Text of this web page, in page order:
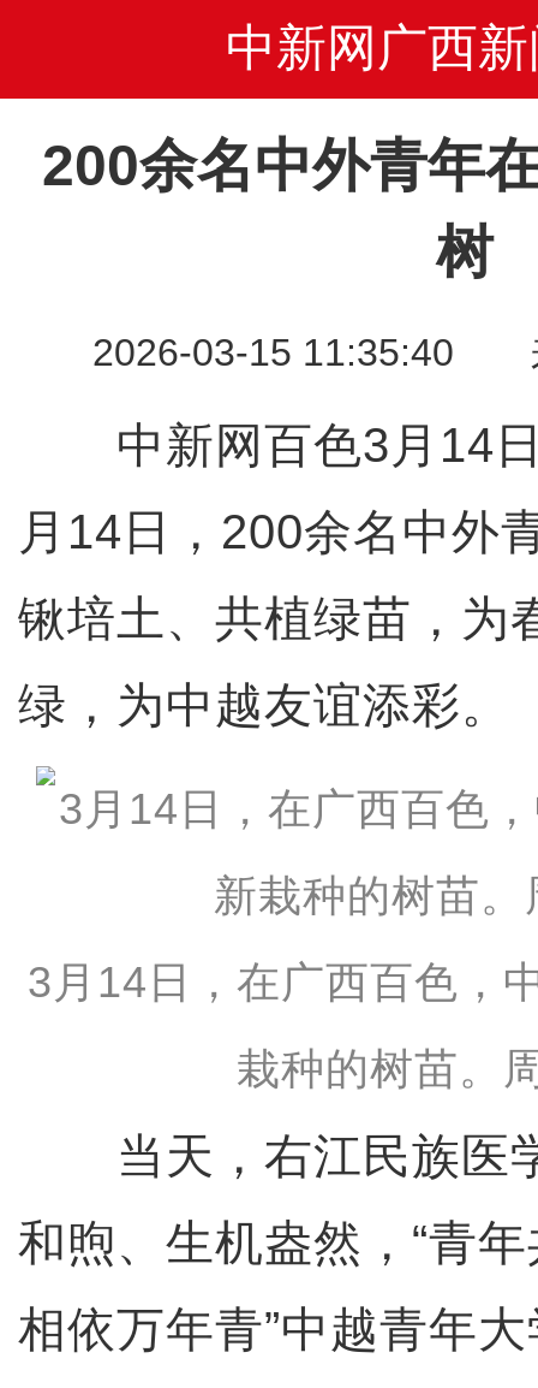
中新网广西新
200余名中外青年
树
2026-03-15 11:35:40
中新网百色3月14日
月14日，200余名中外
锹培土、共植绿苗，为
绿，为中越友谊添彩。
3月14日，在广西百色，
栽种的树苗。
当天，右江民族医
和煦、生机盎然，“青
相依万年青”中越青年